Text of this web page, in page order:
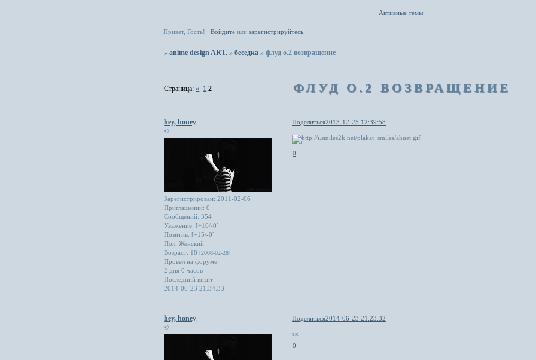
Активные темы
Привет, Гость! Войдитеили зарегистрируйтесь.
»anime design ART. »беседка »флуд о.2 возвращение
ФЛУД О.2 ВОЗВРАЩЕНИЕ
Страница:« 1 2
Поделиться2013-12-25 12:39:58
hey, honey
©
Зарегистрирован: 2011-02-06
Приглашений: 0
Сообщений: 354
Уважение: [+16/-0]
Позитив: [+15/-0]
Пол: Женский
Возраст: 18[2008-02-28]
Провел на форуме:
2 дня 0 часов
Последний визит:
2014-06-23 21:34:33
0
Поделиться2014-06-23 21:23:32
hey, honey
©
эх
0